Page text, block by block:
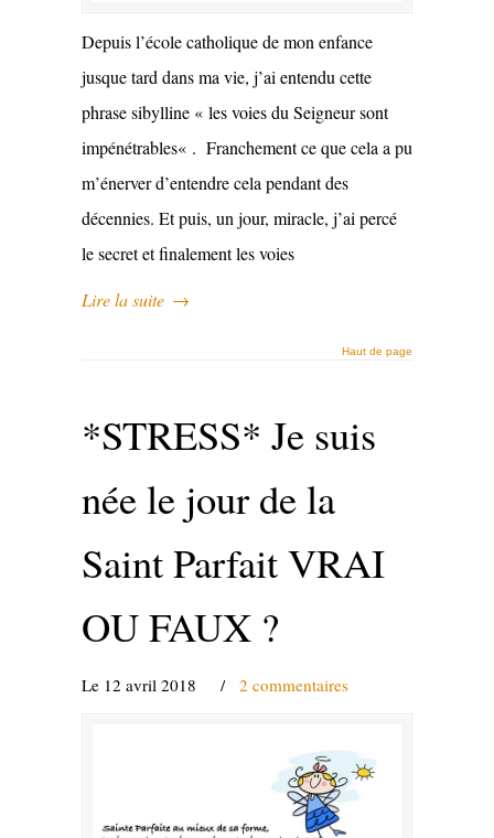
Depuis l’école catholique de mon enfance
jusque tard dans ma vie, j’ai entendu cette
phrase sibylline « les voies du Seigneur sont
impénétrables« . Franchement ce que cela a pu
m’énerver d’entendre cela pendant des
décennies. Et puis, un jour, miracle, j’ai percé
le secret et finalement les voies
Lire la suite →
Haut de page
*STRESS* Je suis
née le jour de la
Saint Parfait VRAI
OU FAUX ?
Le 12 avril 2018 / 2 commentaires